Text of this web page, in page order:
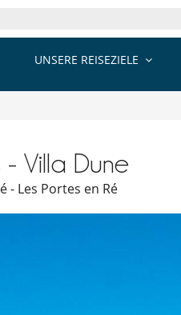
UNSERE REISEZIELE
- Villa Dune
- Les Portes en Ré